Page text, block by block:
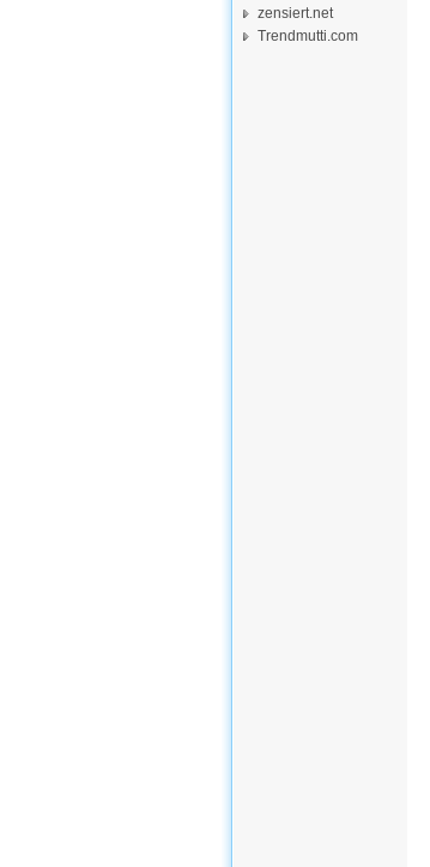
zensiert.net
Trendmutti.com